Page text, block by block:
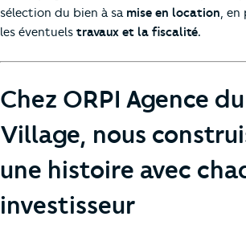
sélection du bien à sa mise en location ,
les éventuels travaux et la fiscalité.
Chez ORPI Agence du
Village, nous
une histoire avec
investisseur